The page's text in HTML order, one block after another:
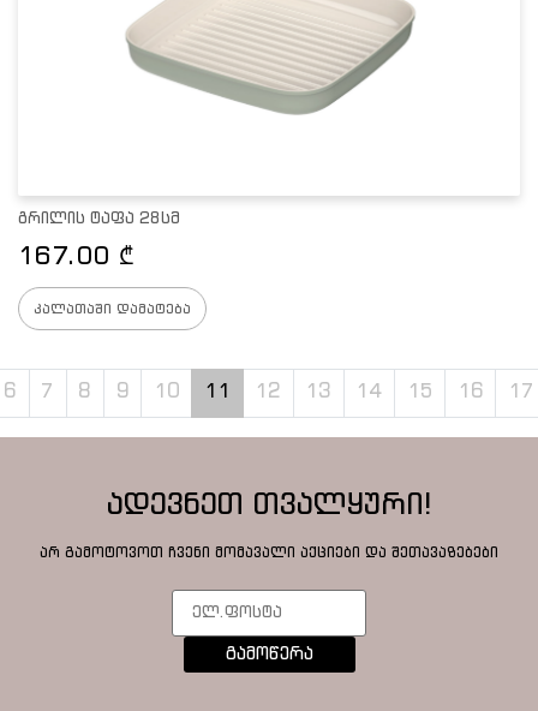
გრილის ტაფა 28სმ
167.00 ₾
კალათაში დამატება
6 7 8 9 10 11 12 13 14 15 16 17
ადევნეთ თვალყური!
არ გამოტოვოთ ჩვენი მომავალი აქციები და შეთავაზებები
გამოწერა